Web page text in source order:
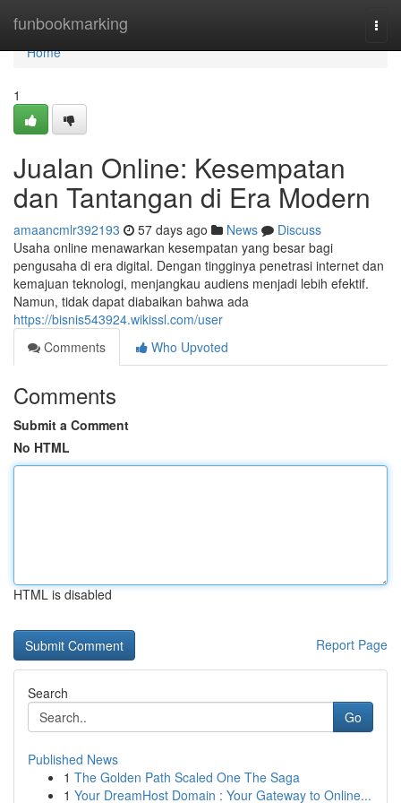
funbookmarking
Home
Home
1
Jualan Online: Kesempatan
dan Tantangan di Era Modern
amaancmlr392193 57 days ago News
Discuss
Usaha online menawarkan kesempatan yang besar bagi
pengusaha di era digital. Dengan tingginya penetrasi internet dan
kemajuan teknologi, menjangkau audiens menjadi lebih efektif.
Namun, tidak dapat diabaikan bahwa ada
https://bisnis543924.wikissl.com/user
Comments
Who Upvoted
Comments
Submit a Comment
No HTML
HTML is disabled
Report Page
Search
Go
Published News
1 The Golden Path Scaled One The Saga
1 Your DreamHost Domain : Your Gateway to Online...